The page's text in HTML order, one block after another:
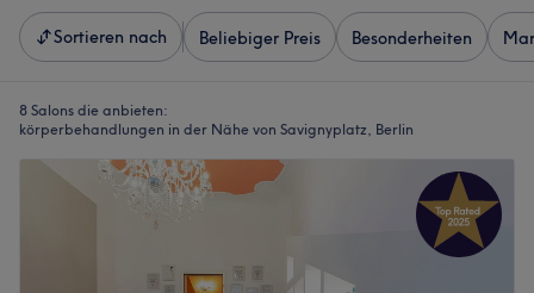
Sortieren nach Beliebiger Preis Besonderheiten
8 Salons die anbieten:
körperbehandlungen in der Nähe von Savignyplatz, Berlin